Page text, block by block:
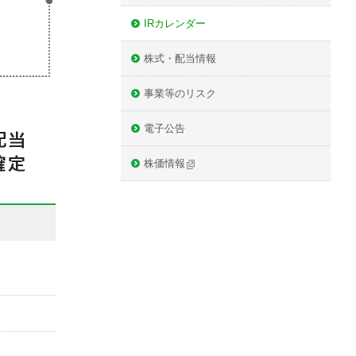
IRカレンダー
株式・配当情報
事業等のリスク
電子公告
株価情報